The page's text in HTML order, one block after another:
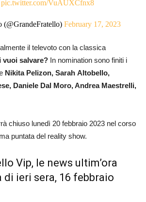
pic.twitter.com/VuAUXCfnx8
(@GrandeFratello)February 17, 2023
il televoto con la classica
vuoi salvare? In nomination sono finiti i
Nikita Pelizon, Sarah Altobello,
Daniele Dal Moro, Andrea Maestrelli,
chiuso lunedì 20 febbraio 2023 nel corso
puntata del reality show.
Vip, le news ultim’ora
di ieri sera, 16 febbraio